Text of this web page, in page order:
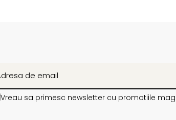
Vreau sa primesc newsletter cu promotiile